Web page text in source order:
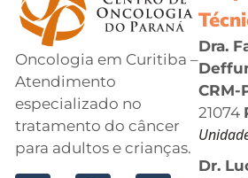
Oncologia em Curitiba –
Atendimento
especializado no
tratamento do câncer
para adultos e crianças.
Dra.
CRM-
21074
Dr.